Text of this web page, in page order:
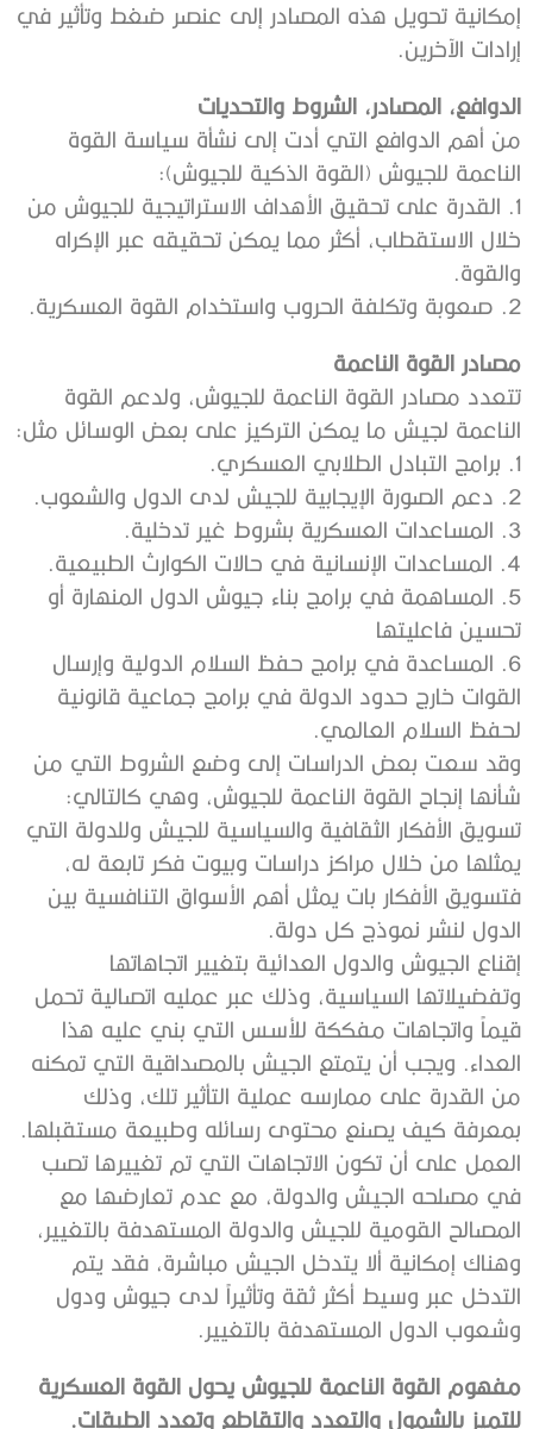
إمكانية تحويل هذه المصادر إلى عنصر ضغط وتأثير في
إرادات الآخرين.
الدوافع، المصادر، الشروط والتحديات
من أهم الدوافع التي أدت إلى نشأة سياسة القوة
الناعمة للجيوش (القوة الذكية للجيوش):
1. القدرة على تحقيق الأهداف الاستراتيجية للجيوش من
خلال الاستقطاب، أكثر مما يمكن تحقيقه عبر الإكراه
والقوة.
2. صعوبة وتكلفة الحروب واستخدام القوة العسكرية.
مصادر القوة الناعمة
تتعدد مصادر القوة الناعمة للجيوش، ولدعم القوة
الناعمة لجيش ما يمكن التركيز على بعض الوسائل مثل:
1. برامج التبادل الطلابي العسكري.
2. دعم الصورة الإيجابية للجيش لدى الدول والشعوب.
3. المساعدات العسكرية بشروط غير تدخلية.
4. المساعدات الإنسانية في حالات الكوارث الطبيعية.
5. المساهمة في برامج بناء جيوش الدول المنهارة أو
تحسين فاعليتها
6. المساعدة في برامج حفظ السلام الدولية وإرسال
القوات خارج حدود الدولة في برامج جماعية قانونية
لحفظ السلام العالمي.
وقد سعت بعض الدراسات إلى وضع الشروط التي من
شأنها إنجاح القوة الناعمة للجيوش، وهي كالتالي:
تسويق الأفكار الثقافية والسياسية للجيش وللدولة التي
يمثلها من خلال مراكز دراسات وبيوت فكر تابعة له،
فتسويق الأفكار بات يمثل أهم الأسواق التنافسية بين
الدول لنشر نموذج كل دولة.
إقناع الجيوش والدول العدائية بتغيير اتجاهاتها
وتفضيلاتها السياسية، وذلك عبر عمليه اتصالية تحمل
قيماً واتجاهات مفككة للأسس التي بني عليه هذا
العداء. ويجب أن يتمتع الجيش بالمصداقية التي تمكنه
من القدرة على ممارسه عملية التأثير تلك، وذلك
بمعرفة كيف يصنع محتوى رسائله وطبيعة مستقبلها.
العمل على أن تكون الاتجاهات التي تم تغييرها تصب
في مصلحه الجيش والدولة، مع عدم تعارضها مع
المصالح القومية للجيش والدولة المستهدفة بالتغيير،
وهناك إمكانية ألا يتدخل الجيش مباشرة، فقد يتم
التدخل عبر وسيط أكثر ثقة وتأثيراً لدى جيوش ودول
وشعوب الدول المستهدفة بالتغيير.
مفهوم القوة الناعمة للجيوش يحول القوة العسكرية
للتميز بالشمول والتعدد والتقاطع وتعدد الطبقات.